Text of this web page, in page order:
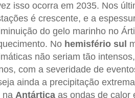
isso ocorra em 2035. Nos
é crescente, e a
do gelo marinho no
No hemisfério sul
não seriam tão
com a severidade de
ainda a precipitação
na Antárticaas ondas de calor